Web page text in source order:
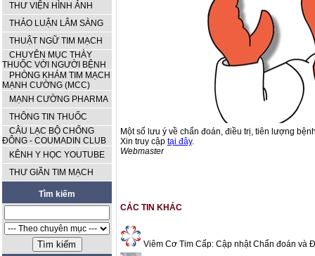
THƯ VIỆN HÌNH ẢNH
THẢO LUẬN LÂM SÀNG
THUẬT NGỮ TIM MẠCH
CHUYÊN MỤC THÀY
THUỐC VỚI NGƯỜI BỆNH
PHÒNG KHÁM TIM MẠCH
MẠNH CƯỜNG (MCC)
MẠNH CƯỜNG PHARMA
THÔNG TIN THUỐC
CÂU LẠC BỘ CHỐNG
ĐÔNG - COUMADIN CLUB
KÊNH Y HỌC YOUTUBE
THƯ GIÃN TIM MẠCH
Tìm kiếm
Một số lưu ý về chẩn đoán, điều trị, tiên lượng
Xin truy cập tại đây.
Webmaster
CÁC TIN KHÁC
Viêm Cơ Tim Cấp: Cập nhật Chẩn đoán và